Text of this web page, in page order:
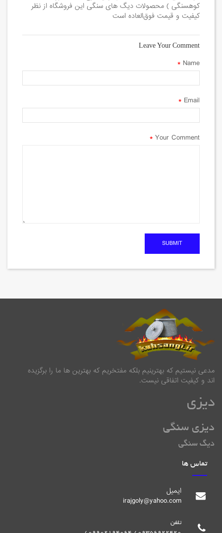
کوهسنگی ) محصولات دیگ های سنگی این فروشگاه از نظر
کیفیت و قیمت فوق‌العاده است
Leave Your Comment
Name
*
Email
*
Your Comment
*
مدعی نیستیم که بهترینیم بلکه مفتخریم که بهترین ها ما را برگزیده
اند و کیفیت اتفاقی نیست.
دیزی
دیزی سنگی
دیگ سنگی
تماس ها
ایمیل
irajgoly@yahoo.com
تلفن